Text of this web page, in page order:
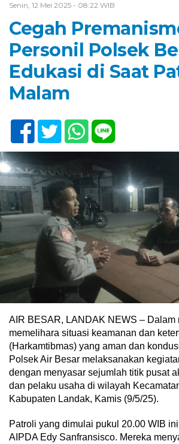
Senin, 12 Mei 2025 - 08:22 WIB
Cegah
Personil Polsek
Edukasi di Saat
Malam
AIR BESAR, LANDAK NEWS – Dalam
memelihara situasi keamanan dan
(Harkamtibmas) yang aman dan
Polsek Air Besar melaksanakan
dengan menyasar sejumlah titik pusat
dan pelaku usaha di wilayah
Kabupaten Landak, Kamis (9/5/25).
Patroli yang dimulai pukul 20.00 WIB
AIPDA Edy Sanfransisco. Mereka